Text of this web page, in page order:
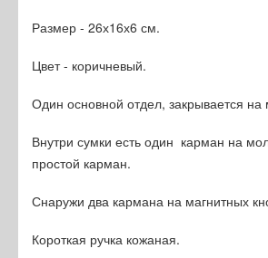
Размер - 26х16х6 см.
Цвет - коричневый.
Один основной отдел, закрывается
Внутри сумки есть один карман на
простой карман.
Снаружи два кармана на магнитных
Короткая ручка кожаная.